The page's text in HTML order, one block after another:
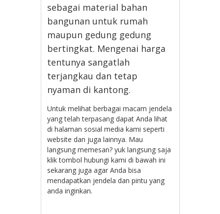
sebagai material bahan
bangunan untuk rumah
maupun gedung gedung
bertingkat. Mengenai harga
tentunya sangatlah
terjangkau dan tetap
nyaman di kantong.
Untuk melihat berbagai macam jendela
yang telah terpasang dapat Anda lihat
di halaman sosial media kami seperti
website dan juga lainnya. Mau
langsung memesan? yuk langsung saja
klik tombol hubungi kami di bawah ini
sekarang juga agar Anda bisa
mendapatkan jendela dan pintu yang
anda inginkan.